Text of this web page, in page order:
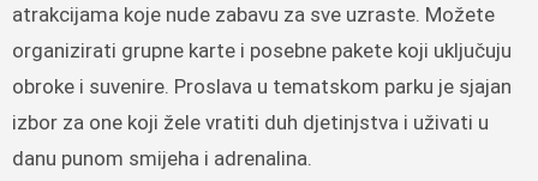
atrakcijama koje nude zabavu za sve uzraste. Možete
organizirati grupne karte i posebne pakete koji uključuju
obroke i suvenire. Proslava u tematskom parku je sjajan
izbor za one koji žele vratiti duh djetinjstva i uživati u
danu punom smijeha i adrenalina.